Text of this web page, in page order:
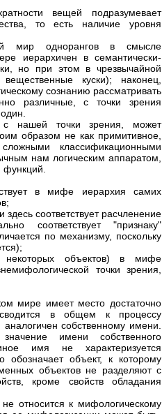
вещей подразумевает
то есть наличие уровня
мир однорангов в смысле
иерархичен в семантически-
но при этом в чрезвычайной
куски); наконец,
сознанию рассматривать
различные, с точки зрения
с нашей точки зрения, может
образом не как примитивное,
классификационными
нам логическим аппаратом,
в мифе иерархия самих
соответствует расчленение
соответствует "признаку"
по механизму, поскольку
некоторых объектов) в мифе
точки зрения,
мире имеет место достаточно
в общем к процессу
собственному имени.
имени собственного
имя не характеризуется
объект, к которому
объектов не разделяют с
кроме свойств обладания
относится к мифологическому